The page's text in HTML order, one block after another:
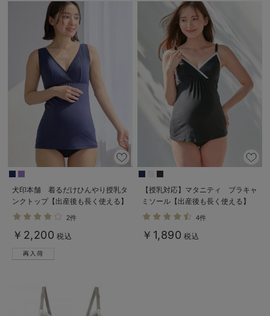
犬印本舗 着るだけひんやり授乳タ
ンクトップ【出産後も長く使える】
接触冷感
2件
￥2,200 税込
【授乳対応】マタニティ ブラキャ
ミソール【出産後も長く使える】
4件
￥1,890 税込